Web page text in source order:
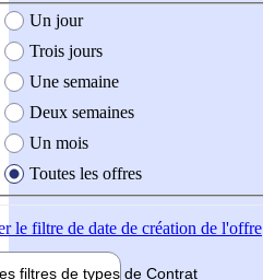
création de l'offre
Un jour
Trois jours
Une semaine
Deux semaines
Un mois
Toutes les offres
le filtre de date de création de l'offre
filtres de types de Contrat